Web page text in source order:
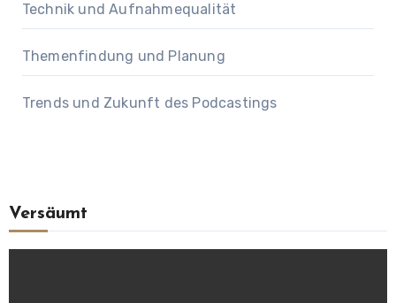
Technik und Aufnahmequalität
Themenfindung und Planung
Trends und Zukunft des Podcastings
Versäumt